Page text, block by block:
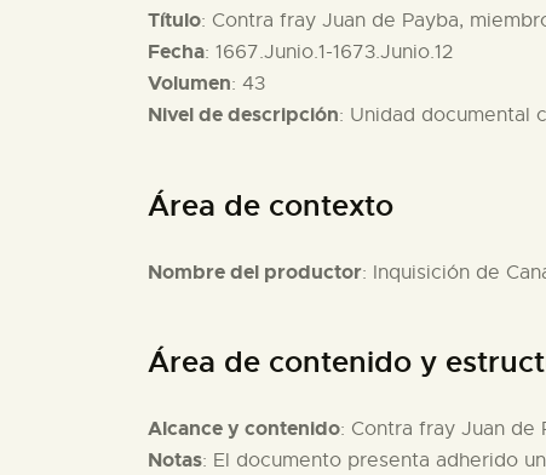
Título: Contra fray Juan de Payba,
Fecha: 1667.Junio.1-1673.Junio.12
Volumen: 43
Nivel de descripción: Unidad documental
Área de contexto
Nombre del productor: Inquisición de
Área de contenido y
Alcance y contenido: Contra fray Juan de
Notas: El documento presenta adherido